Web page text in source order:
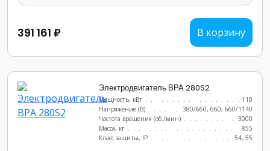
391 161 ₽ В корзину
Электродвигатель ВРА 280S2
Мощность, кВт
110
Напряжение (В)
380/660, 660, 660/1140
Частота вращения (об./мин)
3000
Масса, кг
855
Класс защиты, IP
54, 55